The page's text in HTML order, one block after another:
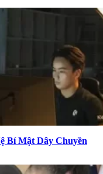
Bí Mật Dây Chuyền